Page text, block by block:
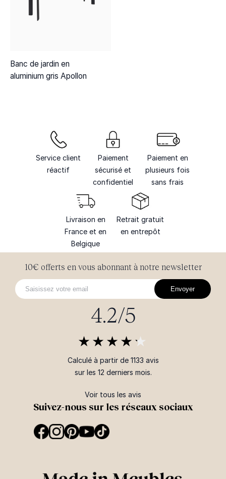
Banc de jardin en
aluminium gris Apollon
Service client
réactif
Paiement
sécurisé et
confidentiel
Paiement en
plusieurs fois
sans frais
Livraison en
France et en
Belgique
Retrait gratuit
en entrepôt
Suivez-nous sur les réseaux sociaux
10€ offerts en vous abonnant à notre newsletter
Envoyer
4.2/5
Calculé à partir de 1133 avis
sur les 12 derniers mois.
Voir tous les avis